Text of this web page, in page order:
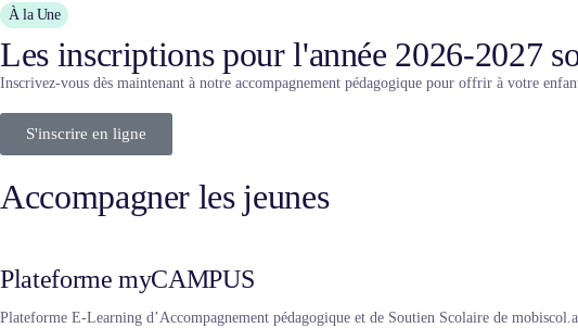
À la Une
Les inscriptions pour l'année 2026-2027
Inscrivez-vous dès maintenant à notre accompagnement pédagogique pour offrir à votre
S'inscrire en ligne
Accompagner les jeunes
Plateforme myCAMPUS
Plateforme E-Learning d’Accompagnement pédagogique et de Soutien Scolaire de